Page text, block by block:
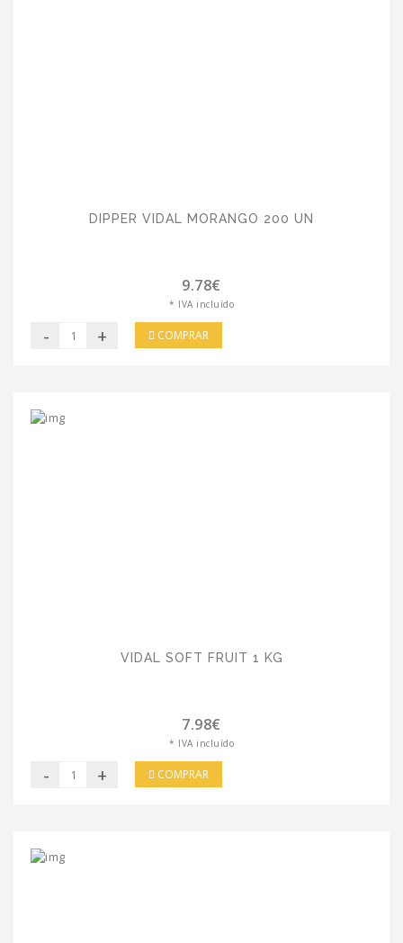
DIPPER VIDAL MORANGO 200 UN
9.78€
* IVA incluído
- + COMPRAR
VIDAL SOFT FRUIT 1 KG
7.98€
* IVA incluído
- + COMPRAR